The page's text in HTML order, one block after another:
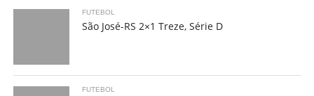
FUTEBOL
São José-RS 2×1 Treze, Série D
FUTEBOL